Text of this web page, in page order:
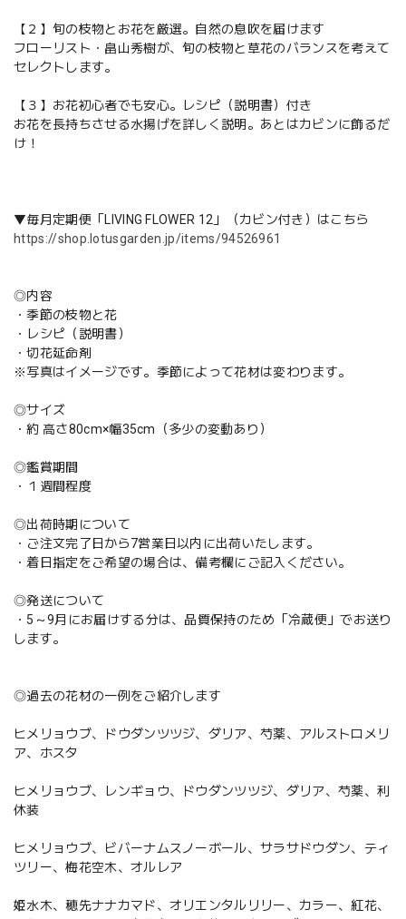
【２】旬の枝物とお花を厳選。自然の息吹を届けます
フローリスト・畠山秀樹が、旬の枝物と草花のバランスを考えて
セレクトします。
【３】お花初心者でも安心。レシピ（説明書）付き
お花を長持ちさせる水揚げを詳しく説明。あとはカビンに飾るだ
け！
▼毎月定期便「LIVING FLOWER 12」（カビン付き）はこちら
https://shop.lotusgarden.jp/items/94526961
◎内容
・季節の枝物と花
・レシピ（説明書）
・切花延命剤
※写真はイメージです。季節によって花材は変わります。
◎サイズ
・約 高さ80cm×幅35cm（多少の変動あり）
◎鑑賞期間
・１週間程度
◎出荷時期について
・ご注文完了日から7営業日以内に出荷いたします。
・着日指定をご希望の場合は、備考欄にご記入ください。
◎発送について
・5～9月にお届けする分は、品質保持のため「冷蔵便」でお送り
します。
◎過去の花材の一例をご紹介します
ヒメリョウブ、ドウダンツツジ、ダリア、芍薬、アルストロメリ
ア、ホスタ
ヒメリョウブ、レンギョウ、ドウダンツツジ、ダリア、芍薬、利
休装
ヒメリョウブ、ビバーナムスノーボール、サラサドウダン、ティ
ツリー、梅花空木、オルレア
姫水木、穂先ナナカマド、オリエンタルリリー、カラー、紅花、